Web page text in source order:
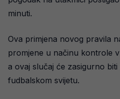
minuti.
Ova primjena novog pravila
promjene u načinu kontrole
a ovaj slučaj će zasigurno
fudbalskom svijetu.